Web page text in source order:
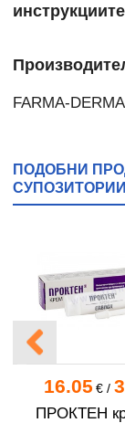
FARMA-
ПОДОБНИ
16.05 €/
ПРОКТЕН